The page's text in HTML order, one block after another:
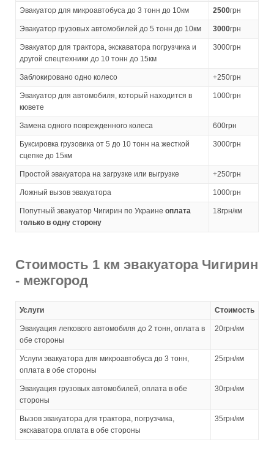
Эвакуатор для микроавтобуса до 3 тонн до 10км 2500грн
Эвакуатор грузовых автомобилей до 5 тонн до 10км 3000грн
Эвакуатор для трактора, экскаватора погрузчика и
другой спецтехники до 10 тонн до 15км
3000грн
Заблокировано одно колесо +250грн
Эвакуатор для автомобиля, который находится в
кювете
1000грн
Замена одного поврежденного колеса 600грн
Буксировка грузовика от 5 до 10 тонн на жесткой
сцепке до 15км
3000грн
Простой эвакуатора на загрузке или выгрузке +250грн
Ложный вызов эвакуатора 1000грн
Попутный эвакуатор Чигирин по Украине оплата
только в одну сторону
18грн/км
Стоимость 1 км эвакуатора Чигирин
- межгород
Услуги Стоимость
Эвакуация легкового автомобиля до 2 тонн, оплата в
обе стороны
20грн/км
Услуги эвакуатора для микроавтобуса до 3 тонн,
оплата в обе стороны
25грн/км
Эвакуация грузовых автомобилей, оплата в обе
стороны
30грн/км
Вызов эвакуатора для трактора, погрузчика,
экскаватора оплата в обе стороны
35грн/км